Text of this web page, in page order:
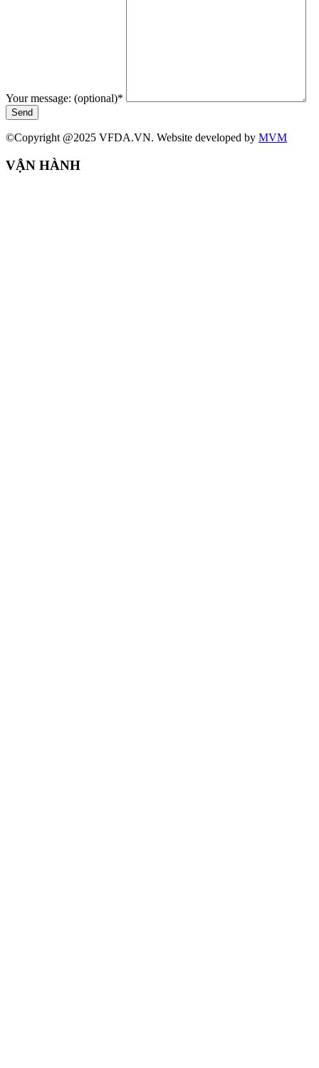
Your message: (optional)*
Send
©Copyright @2025 VFDA.VN. Website developed by MVM
VẬN HÀNH